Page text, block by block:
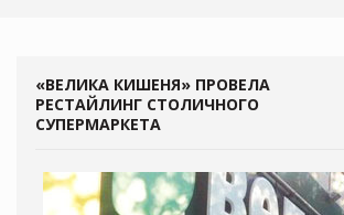
«ВЕЛИКА КИШЕНЯ» ПРОВЕЛА
РЕСТАЙЛИНГ СТОЛИЧНОГО
СУПЕРМАРКЕТА